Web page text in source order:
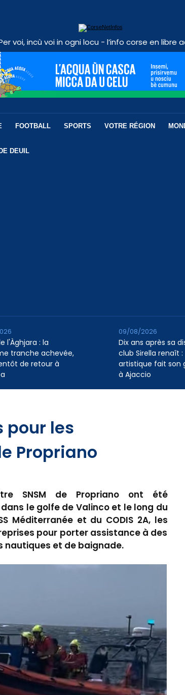
voi, incù voi in ogni locu - l’info corse en libre
FOOTBALL SPORTS VOTRE RÉGION
DEUIL
l'Àghjara : la
tranche achevée,
de retour à
Dix ans après sa
club Sirella renaît
artistique fait son
à Ajaccio
09/08/2026
pour les
Propriano
SNSM de Propriano ont été
le golfe de Valinco et le long du
Méditerranée et du CODIS 2A, les
pour porter assistance à des
nautiques et de baignade.